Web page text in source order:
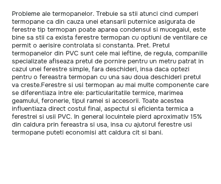
Probleme ale termopanelor. Trebuie sa stii atunci cind cumperi
termopane ca din cauza unei etansarii puternice asigurata de
ferestre tip termopan poate aparea condensul si mucegaiul, este
bine sa stii ca exista ferestre termopan cu optiuni de ventilare ce
permit o aerisire controlata si constanta. Pret. Pretul
termopanelor din PVC sunt cele mai ieftine, de regula, companiile
specializate afiseaza pretul de pornire pentru un metru patrat in
cazul unei ferestre simple, fara deschideri, insa daca optezi
pentru o fereastra termopan cu una sau doua deschideri pretul
va creste.Ferestre si usi termopan au mai multe componente care
se diferentiaza intre ele: particularitatile termice, marimea
geamului, feronerie, tipul ramei si accesorii. Toate acestea
influentiaza direct costul final, aspectul si eficienta termica a
ferestrei si usii PVC. In general locuintele pierd aproximativ 15%
din caldura prin fereastra si usa, insa cu ajutorul ferestre usi
termopane puteti economisi att caldura cit si bani.